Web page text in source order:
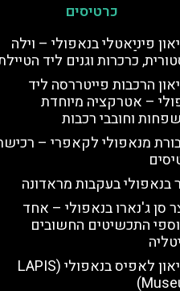
כרטיסים
פיניַאטלי בנאפולי – וילה
כרכרות וגנים ליד
הרכבות פייטררסה ליד
– אטרקציה מיוחדת
וחובבי רכבות
מנאפולי לקאפרי –
בנאפולי בעקבות מראדונה
סן ג'נארו בנאפולי – אחד
התכשיטים החשובים
מוזיאון לאפיס בנאפולי (LAPIS